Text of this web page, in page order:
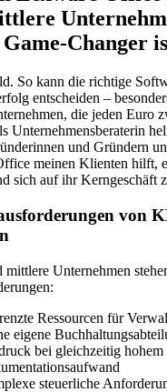
Changer
So kann die richtige
entscheiden –
die jeden Euro
Unternehmensberaterin
und Gründern
meinen Klienten hilft,
sich auf ihr Kerngeschäft
von
mittlere Unternehmen
Ressourcen für
eigene
bei gleichzeitig hohem
steuerliche